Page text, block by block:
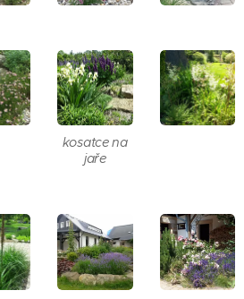
kosatce na
jaře